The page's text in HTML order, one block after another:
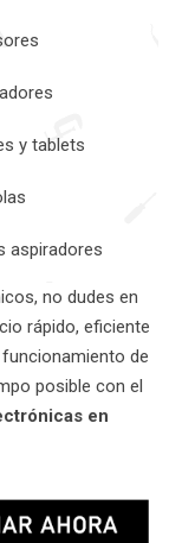
y tablets
aspiradores
no dudes en
rápido, eficiente
de
posible con el
en